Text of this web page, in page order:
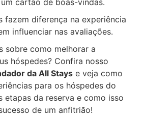
cartão de boas-vindas.
fazem diferença na experiência
influenciar nas avaliações.
sobre como melhorar a
hóspedes? Confira nosso
da All Stays e veja como
para os hóspedes do
etapas da reserva e como isso
de um anfitrião!